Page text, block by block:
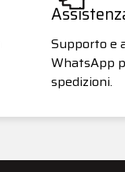
Supporto e
WhatsApp
spedizioni.